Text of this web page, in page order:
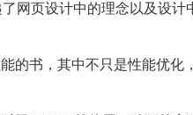
网页设计中的理念以及设计
的书，其中不只是性能优化